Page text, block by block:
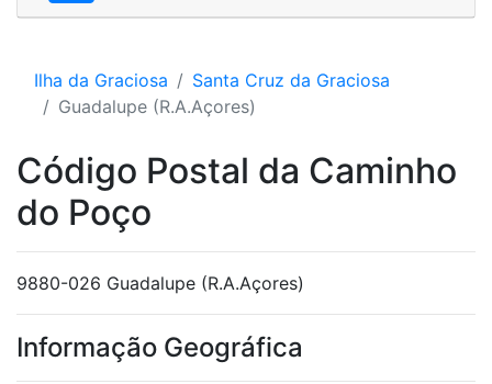
Ilha da Graciosa
Santa Cruz da Graciosa
Guadalupe (R.A.Açores)
Código Postal da Caminho
do Poço
9880-026 Guadalupe (R.A.Açores)
Informação Geográfica